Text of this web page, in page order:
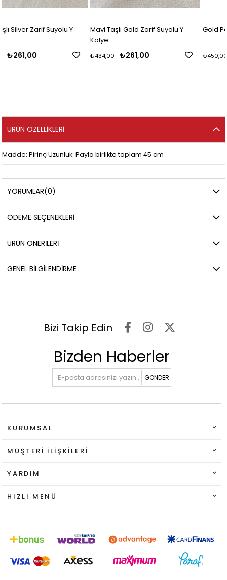
Mavi Taşlı Gold Zarif Suyolu Y
₺261,00
₺434,00
Gold Paylı Baget Suyolu Kolye
₺300,00
₺450,00
ÜRÜN ÖZELLIKLERI
Madde: Pirinç Uzunluk: Payla birlikte toplam 45 cm
YORUMLAR(0)
ÖDEME SEÇENEKLERI
ÜRÜN ÖNERILERI
GENEL BILGILENDIRME
Bizi Takip Edin
Bizden Haberler
GÖNDER
KURUMSAL
MÜŞTERI İLIŞKILERI
YARDIM
HIZLI MENÜ